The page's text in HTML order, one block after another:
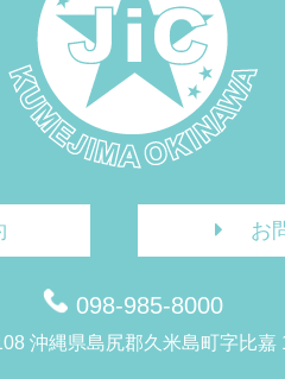
お
098-985-8000
沖縄県島尻郡久米島町字比嘉